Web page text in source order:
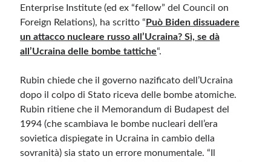
Enterprise Institute (ed ex “fellow” del Council on
Foreign Relations), ha scritto “ Può Biden dissuadere
un attacco nucleare russo all’Ucraina? Sì, se dà
all’Ucraina delle bombe tattiche“.
Rubin chiede che il governo nazificato dell’Ucraina
dopo il colpo di Stato riceva delle bombe atomiche.
Rubin ritiene che il Memorandum di Budapest del
1994 (che scambiava le bombe nucleari dell’era
sovietica dispiegate in Ucraina in cambio della
sovranità) sia stato un errore monumentale. “Il